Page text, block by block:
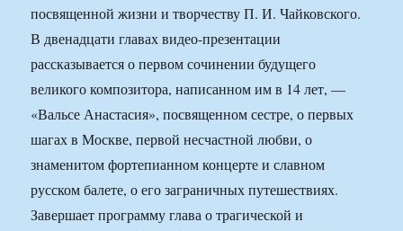
посвященной жизни и творчеству П. И. Чайковского.
В двенадцати главах видео-презентации
рассказывается о первом сочинении будущего
великого композитора, написанном им в 14 лет, —
«Вальсе Анастасия», посвященном сестре, о первых
шагах в Москве, первой несчастной любви, о
знаменитом фортепианном концерте и славном
русском балете, о его заграничных путешествиях.
Завершает программу глава о трагической и